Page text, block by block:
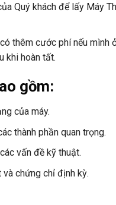
Quý khách để lấy Máy
thêm cước phí nếu
khi hoàn tất.
gồm:
của máy.
thành phần quan trọng.
vấn đề kỹ thuật.
và chứng chỉ định kỳ.